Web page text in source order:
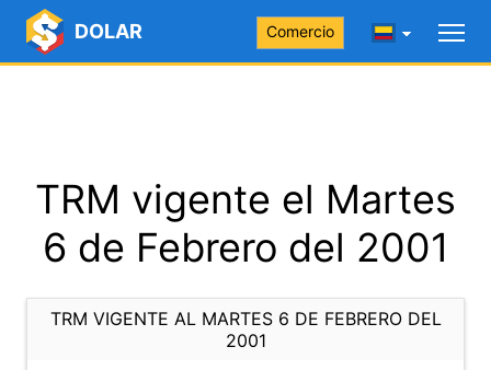
DOLAR Comercio
TRM vigente el Martes
6 de Febrero del 2001
TRM VIGENTE AL MARTES 6 DE FEBRERO DEL
2001